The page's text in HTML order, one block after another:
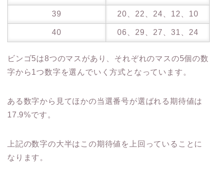
39 20、22、24、12、10
40 06、29、27、31、24
ビンゴ5は8つのマスがあり、それぞれのマスの5個の数
字から1つ数字を選んでいく方式となっています。
ある数字から見てほかの当選番号が選ばれる期待値は
17.9%です。
上記の数字の大半はこの期待値を上回っていることに
なります。